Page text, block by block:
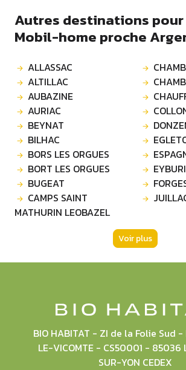
Autres destinations
Mobil-home proche
ALLASSAC
ALTILLAC
AUBAZINE
AURIAC
BEYNAT
BILHAC
BORS LES ORGUES
BORT LES ORGUES
BUGEAT
CAMPS SAINT
MATHURIN LEOBAZEL
Voir plus
BIO HABITAT - ZI de la Folie Sud -
LE-VICOMTE - CS50001 - 85036
SUR-YON CEDEX